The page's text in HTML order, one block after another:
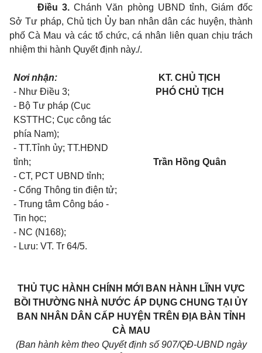
Điều 3. Chánh Văn phòng UBND tỉnh, Giám đốc
Sở Tư pháp, Chủ tịch Ủy ban nhân dân các huyện, thành
phố Cà Mau và các tổ chức, cá nhân liên quan chịu trách
nhiệm thi hành Quyết định này./.
Nơi nhận:
- Như Điều 3;
- Bộ Tư pháp (Cục
KSTTHC; Cục công tác
phía Nam);
- TT.Tỉnh ủy; TT.HĐND
tỉnh;
- CT, PCT UBND tỉnh;
- Cổng Thông tin điện tử;
- Trung tâm Công báo -
Tin học;
- NC (N168);
- Lưu: VT. Tr 64/5.
KT. CHỦ TỊCH
PHÓ CHỦ TỊCH
Trần Hồng Quân
THỦ TỤC HÀNH CHÍNH MỚI BAN HÀNH LĨNH VỰC
BỒI THƯỜNG NHÀ NƯỚC ÁP DỤNG CHUNG TẠI ỦY
BAN NHÂN DÂN CẤP HUYỆN TRÊN ĐỊA BÀN TỈNH
CÀ MAU
(Ban hành kèm theo Quyết định số 907/QĐ-UBND ngày